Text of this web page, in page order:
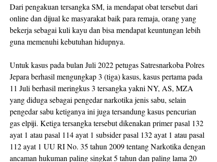
Dari pengakuan tersangka SM, ia mendapat obat tersebut dari
online dan dijual ke masyarakat baik para remaja, orang yang
bekerja sebagai kuli kayu dan bisa mendapat keuntungan lebih
guna memenuhi kebutuhan hidupnya.
Untuk kasus pada bulan Juli 2022 petugas Satresnarkoba Polres
Jepara berhasil mengungkap 3 (tiga) kasus, kasus pertama pada
11 Juli berhasil meringkus 3 tersangka yakni NY, AS, MZA
yang diduga sebagai pengedar narkotika jenis sabu, selain
pengedar sabu ketiganya ini juga tersandung kasus pencurian
gas elpiji. Ketiga tersangka tersebut dikenakan primer pasal 132
ayat 1 atau pasal 114 ayat 1 subsider pasal 132 ayat 1 atau pasal
112 ayat 1 UU RI No. 35 tahun 2009 tentang Narkotika dengan
ancaman hukuman paling singkat 5 tahun dan paling lama 20